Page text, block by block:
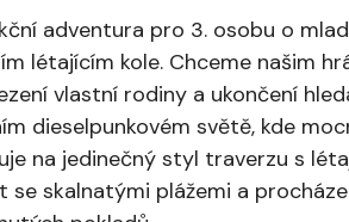
adventura pro 3. osobu o
létajícím kole. Chceme našim
vlastní rodiny a ukončení
dieselpunkovém světě, kde
na jedinečný styl traverzu s
se skalnatými plážemi a